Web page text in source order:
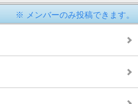
※ メンバーのみ投稿できます。